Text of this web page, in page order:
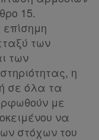
15.
των
των
η
σε όλα τα
με
να
στόχων του